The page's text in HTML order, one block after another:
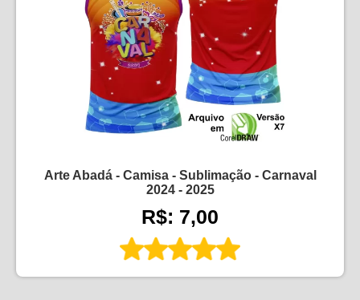
Arte Abadá - Camisa - Sublimação - Carnaval
2024 - 2025
R$: 7,00